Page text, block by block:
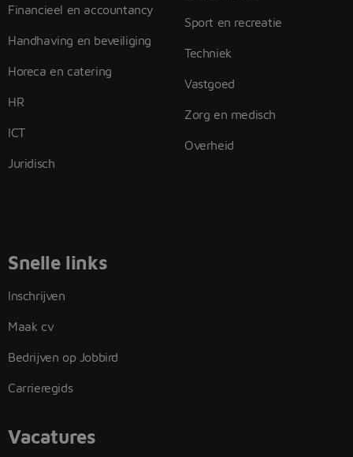
Financieel en accountancy
Handhaving en beveiliging
Horeca en catering
HR
ICT
Juridisch
Sport en recreatie
Techniek
Vastgoed
Zorg en medisch
Overheid
Snelle links
Inschrijven
Maak cv
Bedrijven op Jobbird
Carrieregids
Vacatures